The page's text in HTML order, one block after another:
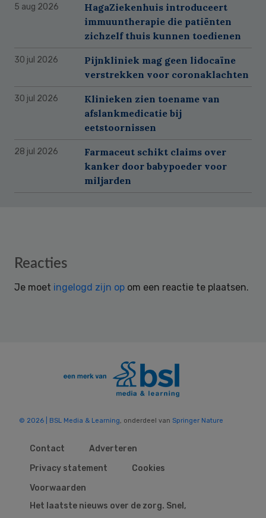
5 aug 2026
HagaZiekenhuis introduceert
immuuntherapie die patiënten
zichzelf thuis kunnen toedienen
30 jul 2026
Pijnkliniek mag geen lidocaïne
verstrekken voor coronaklachten
30 jul 2026
Klinieken zien toename van
afslankmedicatie bij
eetstoornissen
28 jul 2026
Farmaceut schikt claims over
kanker door babypoeder voor
miljarden
Reader
Reacties
Je moet ingelogd zijn op om een reactie te plaatsen.
© 2026 | BSL Media & Learning, onderdeel van Springer Nature
Contact
Adverteren
Privacy statement
Cookies
Voorwaarden
Het laatste nieuws over de zorg. Snel,